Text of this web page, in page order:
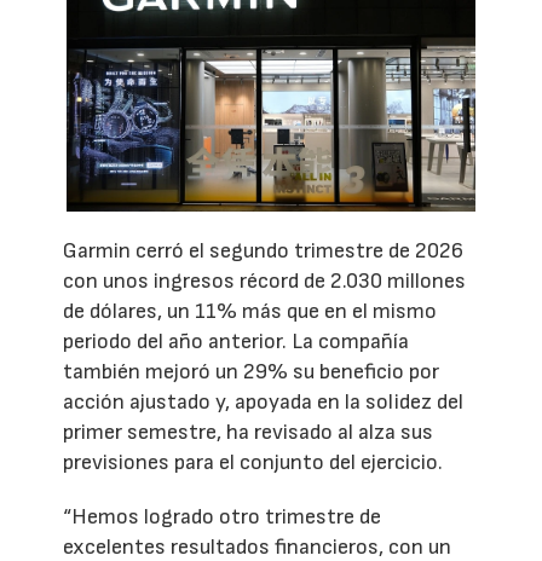
Garmin cerró el segundo trimestre de 2026
con unos ingresos récord de 2.030 millones
de dólares, un 11% más que en el mismo
periodo del año anterior. La compañía
también mejoró un 29% su beneficio por
acción ajustado y, apoyada en la solidez del
primer semestre, ha revisado al alza sus
previsiones para el conjunto del ejercicio.
“Hemos logrado otro trimestre de
excelentes resultados financieros, con un